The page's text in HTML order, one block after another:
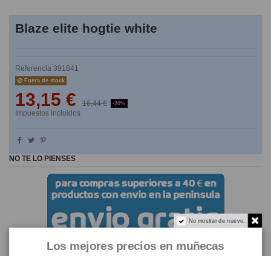
Blaze elite hogtie white
Referencia 391841
Fuera de stock
13,15 € 16,44 € -20%
Impuestos incluidos
NO TE LO PIENSES
No mostrar de nuevo.
Los mejores precios en muñecas